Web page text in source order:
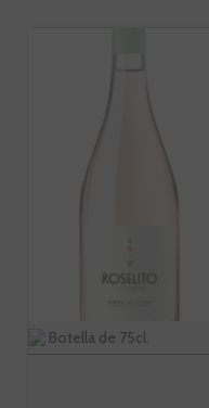
Botella de 75cl.